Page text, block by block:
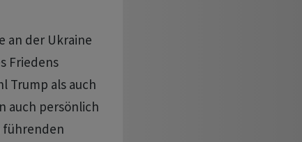
an der Ukraine
Friedens
Trump als auch
auch persönlich
führenden